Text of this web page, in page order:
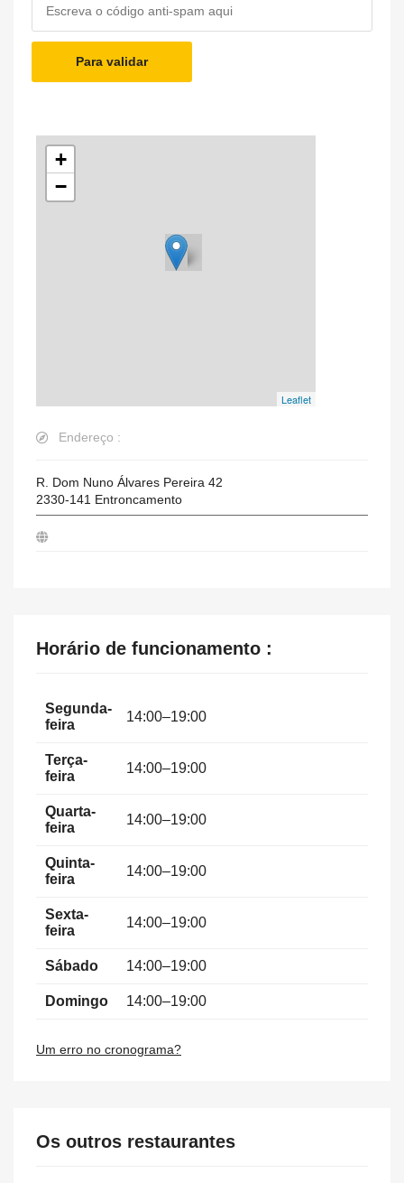
Para validar
+
−
Leaflet
Endereço :
R. Dom Nuno Álvares Pereira 42
2330-141 Entroncamento
Horário de funcionamento :
Segunda-
feira
14:00–19:00
Terça-
feira
14:00–19:00
Quarta-
feira
14:00–19:00
Quinta-
feira
14:00–19:00
Sexta-
feira
14:00–19:00
Sábado 14:00–19:00
Domingo 14:00–19:00
Um erro no cronograma?
Os outros restaurantes